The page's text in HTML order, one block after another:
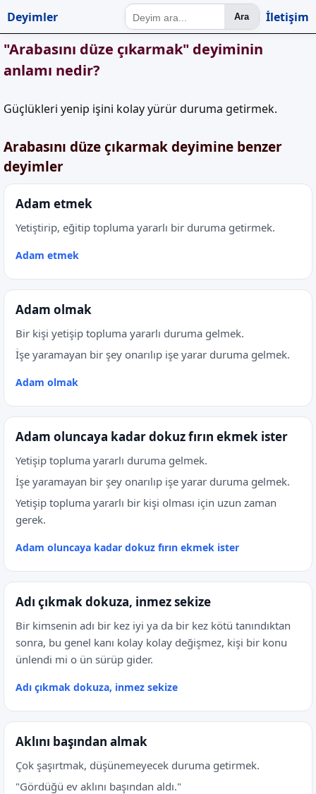
Deyimler Ara İletişim
"Arabasını düze çıkarmak" deyiminin
anlamı nedir?
Güçlükleri yenip işini kolay yürür duruma getirmek.
Arabasını düze çıkarmak deyimine benzer
deyimler
Adam etmek
Yetiştirip, eğitip topluma yararlı bir duruma getirmek.
Adam etmek
Adam olmak
Bir kişi yetişip topluma yararlı duruma gelmek.
İşe yaramayan bir şey onarılıp işe yarar duruma gelmek.
Adam olmak
Adam oluncaya kadar dokuz fırın ekmek ister
Yetişip topluma yararlı duruma gelmek.
İşe yaramayan bir şey onarılıp işe yarar duruma gelmek.
Yetişip topluma yararlı bir kişi olması için uzun zaman
gerek.
Adam oluncaya kadar dokuz fırın ekmek ister
Adı çıkmak dokuza, inmez sekize
Bir kimsenin adı bir kez iyi ya da bir kez kötü tanındıktan
sonra, bu genel kanı kolay kolay değişmez, kişi bir konu
ünlendi mi o ün sürüp gider.
Adı çıkmak dokuza, inmez sekize
Aklını başından almak
Çok şaşırtmak, düşünemeyecek duruma getirmek.
"Gördüğü ev aklını başından aldı."